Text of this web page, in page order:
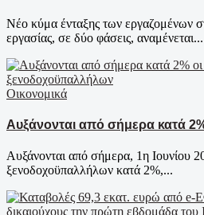
Νέο κύμα ένταξης των εργαζομένων
εργασίας, σε δύο φάσεις, αναμένεται...
Οικονομικά
Aυξάνονται από σήμερα κατά 2%
Αυξάνονται από σήμερα, 1η Ιουνίου
ξενοδοχοϋπαλλήλων κατά 2%,...